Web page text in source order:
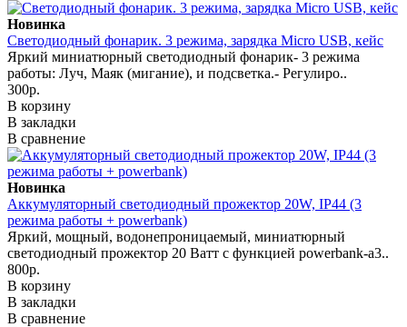
Новинка
Светодиодный фонарик. 3 режима, зарядка Micro USB, кейс
Яркий миниатюрный светодиодный фонарик- 3 режима
работы: Луч, Маяк (мигание), и подсветка.- Регулиро..
300р.
В корзину
В закладки
В сравнение
Новинка
Аккумуляторный светодиодный прожектор 20W, IP44 (3
режима работы + powerbank)
Яркий, мощный, водонепроницаемый, миниатюрный
светодиодный прожектор 20 Ватт с функцией powerbank-а3..
800р.
В корзину
В закладки
В сравнение